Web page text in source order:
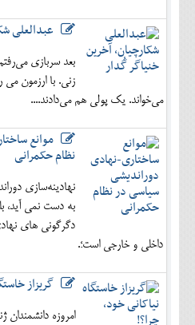
عبدالعلی
بعد سربازی
زنی. با ارزمون
می‌خواند. یک پولی هم می‌دادند....
موانع
نظام حکمرانی
نهادینه‌سازی
به دست نمی آید،
دگرگونی های
داخلی و خارجی است؛.
گریزاز
امروزه